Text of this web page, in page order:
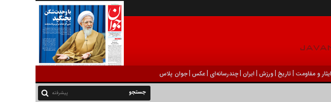
ایثار و مقاومت |تاریخ |ورزش | ايران |چندرسانه‌ای |عکس |جوان پلاس
پیشرفته